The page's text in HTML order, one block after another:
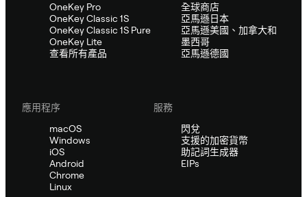
OneKey Pro
OneKey Classic 1S
OneKey Classic 1S Pure
OneKey Lite
查看所有產品
全球商店
亞馬遜日本
亞馬遜美國、加拿大和
墨西哥
亞馬遜德國
應用程序
macOS
Windows
iOS
Android
Chrome
Linux
服務
閃兌
支援的加密貨幣
助記詞生成器
EIPs